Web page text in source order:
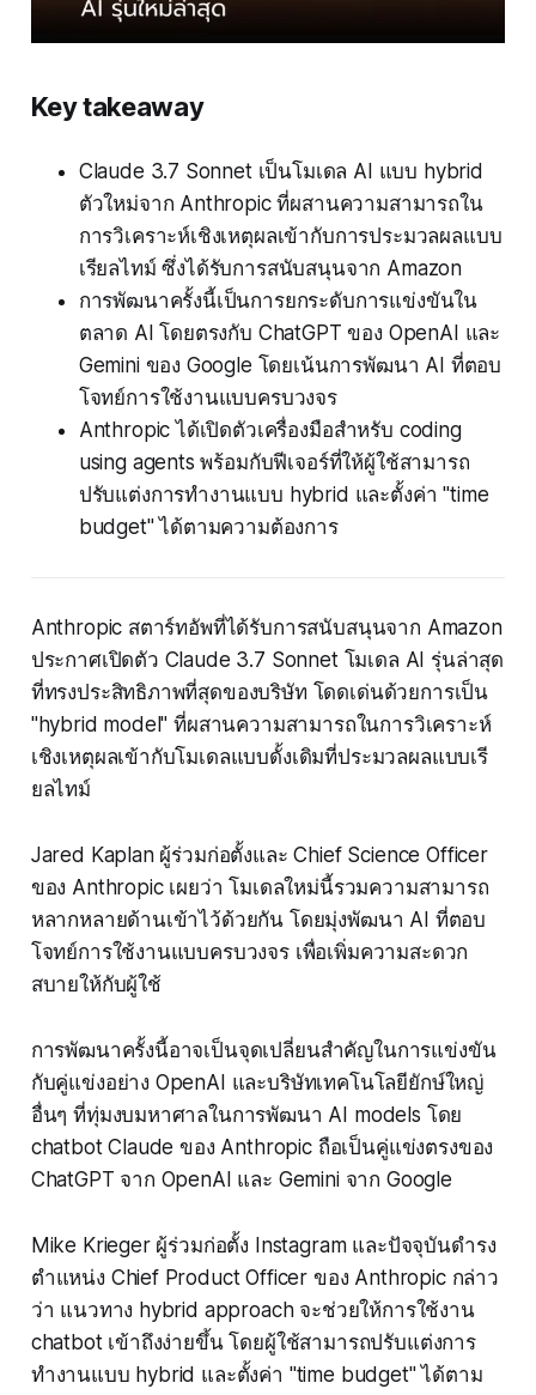
Key takeaway
Claude 3.7 Sonnet เป็นโมเดล AI แบบ hybrid
ตัวใหม่จาก Anthropic ที่ผสานความสามารถใน
การวิเคราะห์เชิงเหตุผลเข้ากับการประมวลผลแบบ
เรียลไทม์ ซึ่งได้รับการสนับสนุนจาก Amazon
การพัฒนาครั้งนี้เป็นการยกระดับการแข่งขันใน
ตลาด AI โดยตรงกับ ChatGPT ของ OpenAI และ
Gemini ของ Google โดยเน้นการพัฒนา AI ที่ตอบ
โจทย์การใช้งานแบบครบวงจร
Anthropic ได้เปิดตัวเครื่องมือสำหรับ coding
using agents พร้อมกับฟีเจอร์ที่ให้ผู้ใช้สามารถ
ปรับแต่งการทำงานแบบ hybrid และตั้งค่า "time
budget" ได้ตามความต้องการ
Anthropic สตาร์ทอัพที่ได้รับการสนับสนุนจาก Amazon
ประกาศเปิดตัว Claude 3.7 Sonnet โมเดล AI รุ่นล่าสุด
ที่ทรงประสิทธิภาพที่สุดของบริษัท โดดเด่นด้วยการเป็น
"hybrid model" ที่ผสานความสามารถในการวิเคราะห์
เชิงเหตุผลเข้ากับโมเดลแบบดั้งเดิมที่ประมวลผลแบบเรี
ยลไทม์
Jared Kaplan ผู้ร่วมก่อตั้งและ Chief Science Officer
ของ Anthropic เผยว่า โมเดลใหม่นี้รวมความสามารถ
หลากหลายด้านเข้าไว้ด้วยกัน โดยมุ่งพัฒนา AI ที่ตอบ
โจทย์การใช้งานแบบครบวงจร เพื่อเพิ่มความสะดวก
สบายให้กับผู้ใช้
การพัฒนาครั้งนี้อาจเป็นจุดเปลี่ยนสำคัญในการแข่งขัน
กับคู่แข่งอย่าง OpenAI และบริษัทเทคโนโลยียักษ์ใหญ่
อื่นๆ ที่ทุ่มงบมหาศาลในการพัฒนา AI models โดย
chatbot Claude ของ Anthropic ถือเป็นคู่แข่งตรงของ
ChatGPT จาก OpenAI และ Gemini จาก Google
Mike Krieger ผู้ร่วมก่อตั้ง Instagram และปัจจุบันดำรง
ตำแหน่ง Chief Product Officer ของ Anthropic กล่าว
ว่า แนวทาง hybrid approach จะช่วยให้การใช้งาน
chatbot เข้าถึงง่ายขึ้น โดยผู้ใช้สามารถปรับแต่งการ
ทำงานแบบ hybrid และตั้งค่า "time budget" ได้ตาม